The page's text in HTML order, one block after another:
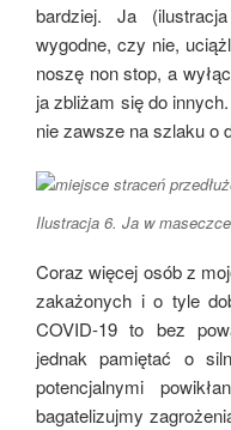
bardziej. Ja
wygodne, czy nie,
noszę non stop, a
ja zbliżam się do
nie zawsze na szlaku o
Ilustracja 6. Ja w
Coraz więcej osób z
zakażonych i o tyle
COVID-19 to bez
jednak pamiętać o
potencjalnymi
bagatelizujmy